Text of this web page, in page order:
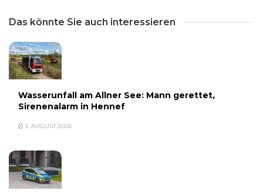
Das könnte Sie auch interessieren
Wasserunfall am Allner See: Mann gerettet,
Sirenenalarm in Hennef
5. AUGUST 2026